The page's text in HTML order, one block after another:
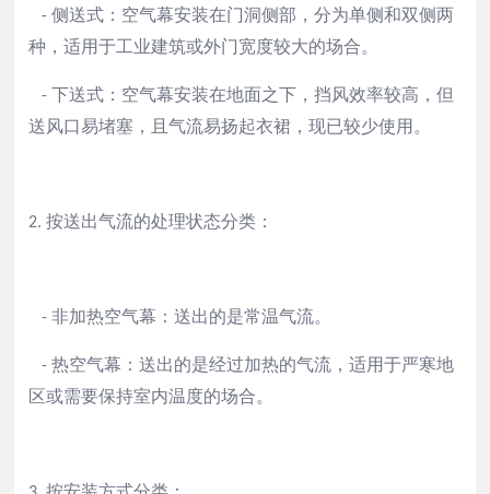
-侧送式：空气幕安装在门洞侧部，分为单侧和双侧两
种，适用于工业建筑或外门宽度较大的场合。
- 下送式：空气幕安装在地面之下，挡风效率较高，但
送风口易堵塞，且气流易扬起衣裙，现已较少使用。
2.按送出气流的处理状态分类：
-非加热空气幕：送出的是常温气流。
-热空气幕：送出的是经过加热的气流，适用于严寒地
区或需要保持室内温度的场合。